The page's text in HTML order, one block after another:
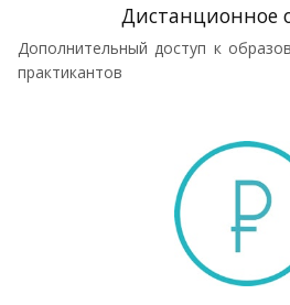
Дистанционное
Дополнительный доступ к
практикантов